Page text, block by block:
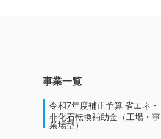
事業一覧
令和7年度補正予算 省エネ・
非化石転換補助金（工場・事
業場型）